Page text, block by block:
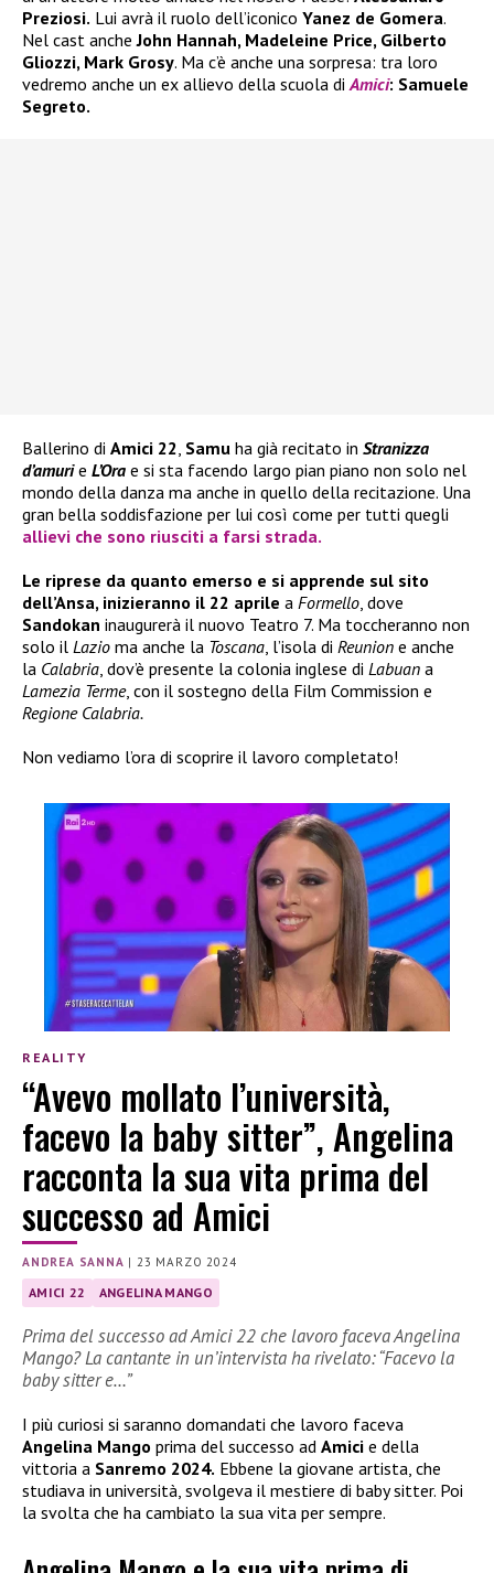
Preziosi. Lui avrà il ruolo dell’iconico Yanez de Gomera.
Nel cast ancheJohn Hannah, Madeleine Price, Gilberto
Gliozzi, Mark Grosy. Ma c’è anche una sorpresa: tra loro
vedremo anche un ex allievo della scuola diAmici: Samuele
Segreto.
Ballerino di Amici 22, Samu ha già recitato in Stranizza
d’amurie L’Ora e si sta facendo largo pian piano non solo nel
mondo della danza ma anche in quello della recitazione. Una
gran bella soddisfazione per lui così come per tutti quegli
allievi che sono riusciti a farsi strada.
Le riprese da quanto emerso e si apprende sul sito
dell’Ansa, inizieranno il 22 aprile a Formello, dove
Sandokan inaugurerà il nuovo Teatro 7. Ma toccheranno non
solo il Lazio ma anche la Toscana, l’isola di Reunion e anche
la Calabria, dov’è presente la colonia inglese di Labuan a
Lamezia Terme, con il sostegno della Film Commission e
Regione Calabria.
Non vediamo l’ora di scoprire il lavoro completato!
REALITY
“Avevo mollato l’università,
facevo la baby sitter”, Angelina
racconta la sua vita prima del
successo ad Amici
ANDREA SANNA | 23 MARZO 2024
AMICI 22 ANGELINA MANGO
Prima del successo ad Amici 22 che lavoro faceva Angelina
Mango? La cantante in un’intervista ha rivelato: “Facevo la
baby sitter e…”
I più curiosi si saranno domandati che lavoro faceva
Angelina Mango prima del successo ad Amici e della
vittoria a Sanremo 2024. Ebbene la giovane artista, che
studiava in università, svolgeva il mestiere di baby sitter. Poi
la svolta che ha cambiato la sua vita per sempre.